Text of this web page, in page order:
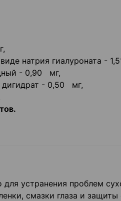
натрия гиалуроната -
- 0,90 мг,
дигидрат - 0,50 мг,
для устранения проблем
смазки глаза и